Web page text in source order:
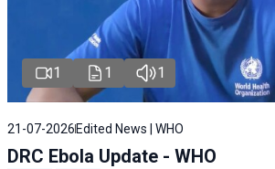
1 1 1
21-07-2026 Edited News | WHO
DRC Ebola Update - WHO